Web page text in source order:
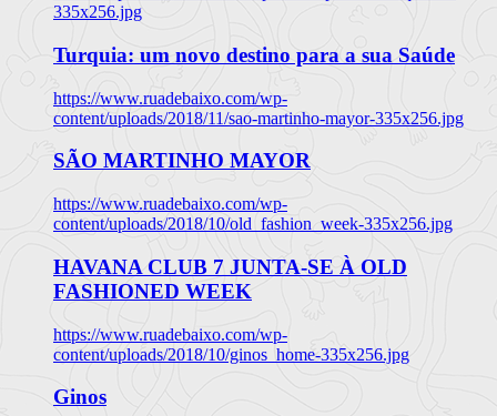
335x256.jpg
Turquia: um novo destino para a sua Saúde
https://www.ruadebaixo.com/wp-
content/uploads/2018/11/sao-martinho-mayor-335x256.jpg
SÃO MARTINHO MAYOR
https://www.ruadebaixo.com/wp-
content/uploads/2018/10/old_fashion_week-335x256.jpg
HAVANA CLUB 7 JUNTA-SE À OLD
FASHIONED WEEK
https://www.ruadebaixo.com/wp-
content/uploads/2018/10/ginos_home-335x256.jpg
Ginos